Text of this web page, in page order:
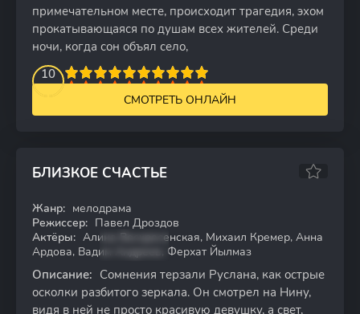
примечательном месте, происходит трагедия, эхом
прокатывающаяся по душам всех жителей. Среди
ночи, когда сон объял село,
10
4 5 6 7 8 9 10
СМОТРЕТЬ ОНЛАЙН
БЛИЗКОЕ СЧАСТЬЕ
WEB-DL
6.66
Жанр: мелодрама
Режиссер: Павел Дроздов
Актёры: Алина Воскресенская, Михаил Кремер, Анна
Ардова, Вадим Андреев, Ферхат Йылмаз
Описание: Сомнения терзали Руслана, как острые
осколки разбитого зеркала. Он смотрел на Нину,
видя в ней не просто красивую девушку, а свет,